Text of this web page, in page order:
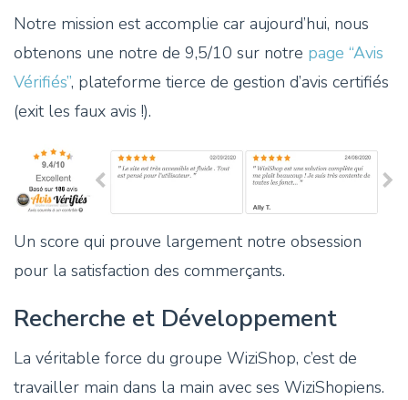
Notre mission est accomplie car aujourd’hui, nous
obtenons une notre de 9,5/10 sur notre page “Avis
Vérifiés”, plateforme tierce de gestion d’avis certifiés
(exit les faux avis !).
Un score qui prouve largement notre obsession
pour la satisfaction des commerçants.
Recherche et Développement
La véritable force du groupe WiziShop, c’est de
travailler main dans la main avec ses WiziShopiens.